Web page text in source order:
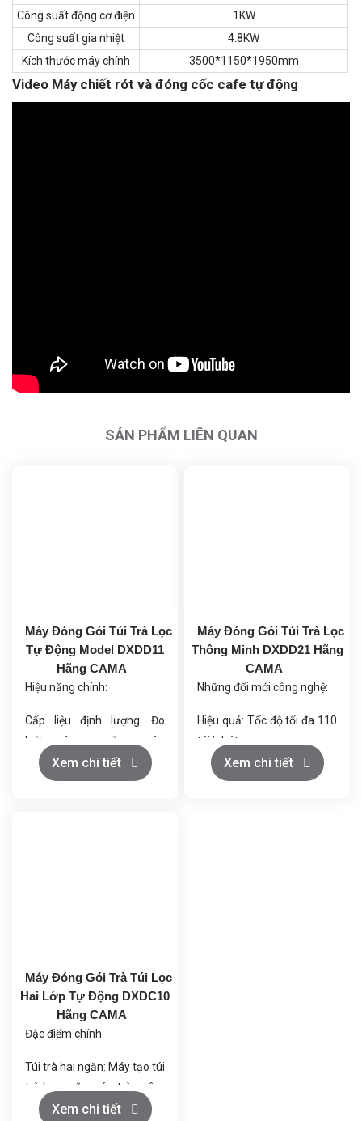
Công suất động cơ điện
1KW
Công suất gia nhiệt
4.8KW
Kích thước máy chính
3500*1150*1950mm
Video Máy chiết rót và đóng cốc cafe tự động
SẢN PHẨM LIÊN QUAN
Máy Đóng Gói Túi Trà Lọc
Tự Động Model DXDD11
Hãng CAMA
Hiệu năng chính:
Cấp liệu định lượng: Đo
lường và cung cấp nguyên
liệu trà vào túi với độ chính
xác cao.
kiểm soát sản lượng.
Đóng hộp: Đưa túi trà vào
hộp đóng gói nhanh chóng
và chính xác.
Xem chi tiết
Máy Đóng Gói Túi Trà Lọc
Thông Minh DXDD21 Hãng
CAMA
Những đổi mới công nghệ:
Hiệu quả: Tốc độ tối đa 110
túi/phút.
Tỷ lệ đạt chuẩn cao: Giải
Xem chi tiết
Máy Đóng Gói Trà Túi Lọc
Hai Lớp Tự Động DXDC10
Hãng CAMA
Đặc điểm chính:
Túi trà hai ngăn: Máy tạo túi
trà hai ngăn giúp trà ngâm
đều, tối ưu hóa hương vị.
Xem chi tiết